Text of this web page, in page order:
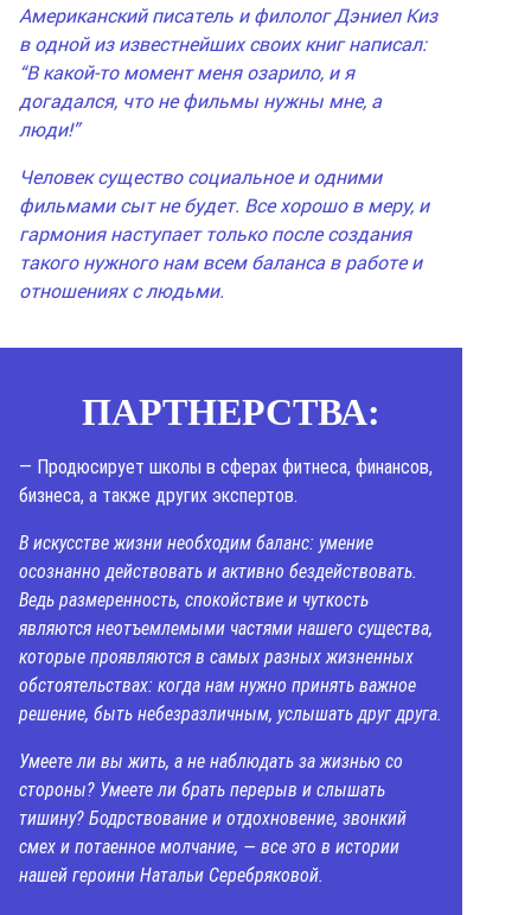
Американский писатель и филолог Дэниел Киз
в одной из известнейших своих книг написал:
“В какой-то момент меня озарило, и я
догадался, что не фильмы нужны мне, а
люди!”
Человек существо социальное и одними
фильмами сыт не будет. Все хорошо в меру, и
гармония наступает только после создания
такого нужного нам всем баланса в работе и
отношениях с людьми.
ПАРТНЕРСТВА:
— Продюсирует школы в сферах фитнеса, финансов,
бизнеса, а также других экспертов.
В искусстве жизни необходим баланс: умение
осознанно действовать и активно бездействовать.
Ведь размеренность, спокойствие и чуткость
являются неотъемлемыми частями нашего существа,
которые проявляются в самых разных жизненных
обстоятельствах: когда нам нужно принять важное
решение, быть небезразличным, услышать друг друга.
Умеете ли вы жить, а не наблюдать за жизнью со
стороны? Умеете ли брать перерыв и слышать
тишину? Бодрствование и отдохновение, звонкий
смех и потаенное молчание, — все это в истории
нашей героини Натальи Серебряковой.